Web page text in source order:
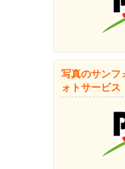
写真のサンフ
ォトサービス